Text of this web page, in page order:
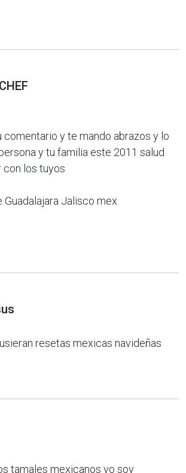
comentario y te mando abrazos y lo
y tu familia este 2011 salud
con los tuyos
Guadalajara Jalisco mex
resetas mexicas navideñas
tamales mexicanos yo soy